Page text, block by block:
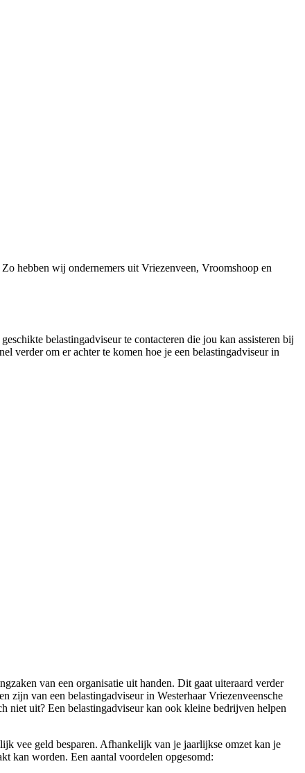
hebben wij ondernemers uit Vriezenveen, Vroomshoop en
belastingadviseur te contacteren die jou kan assisteren bij
verder om er achter te komen hoe je een belastingadviseur in
van een organisatie uit handen. Dit gaat uiteraard verder
zijn van een belastingadviseur in Westerhaar Vriezenveensche
niet uit? Een belastingadviseur kan ook kleine bedrijven helpen
vee geld besparen. Afhankelijk van je jaarlijkse omzet kan je
kan worden. Een aantal voordelen opgesomd: